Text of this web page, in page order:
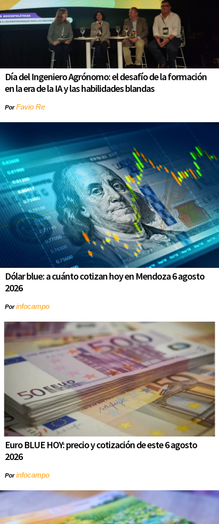
Día del Ingeniero Agrónomo: el desafío de la formación
en la era de la IA y las habilidades blandas
PorFavio Re
Dólar blue: a cuánto cotizan hoy en Mendoza 6 agosto
2026
Porinfocampo
Euro BLUE HOY: precio y cotización de este 6 agosto
2026
Porinfocampo